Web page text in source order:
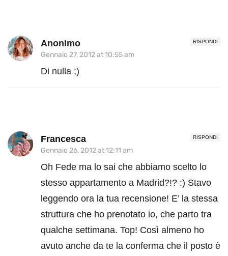
RISPONDI
Anonimo
Gennaio 27, 2012 at 10:55 am
Di nulla ;)
RISPONDI
Francesca
Gennaio 26, 2012 at 12:11 am
Oh Fede ma lo sai che abbiamo scelto lo
stesso appartamento a Madrid?!? :) Stavo
leggendo ora la tua recensione! E’ la stessa
struttura che ho prenotato io, che parto tra
qualche settimana. Top! Così almeno ho
avuto anche da te la conferma che il posto è